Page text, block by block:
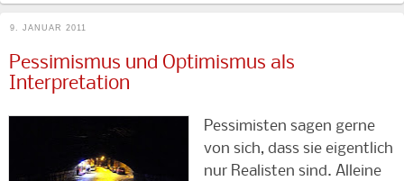
9. JANUAR 2011
Pessimismus und Optimismus als
Interpretation
Pessimisten sagen gerne
von sich, dass sie eigentlich
nur Realisten sind. Alleine